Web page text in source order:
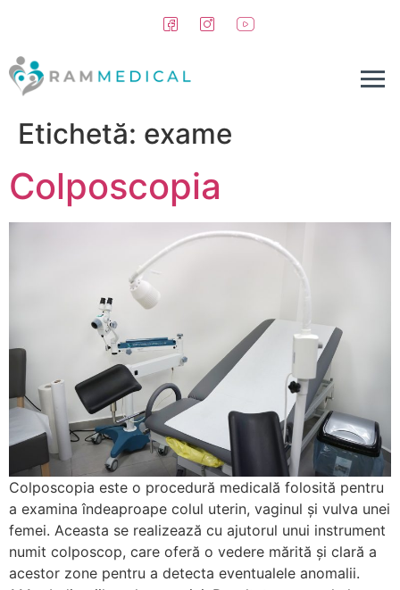
Etichetă: exame
Colposcopia
Colposcopia este o procedură medicală folosită pentru
a examina îndeaproape colul uterin, vaginul și vulva unei
femei. Aceasta se realizează cu ajutorul unui instrument
numit colposcop, care oferă o vedere mărită și clară a
acestor zone pentru a detecta eventualele anomalii.